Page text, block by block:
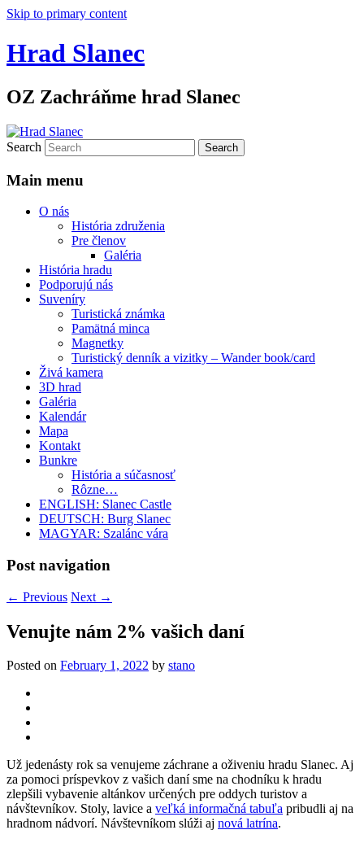
Skip to primary content
Hrad Slanec
OZ Zachráňme hrad Slanec
Search
Main menu
O nás
História združenia
Pre členov
Galéria
História hradu
Podporujú nás
Suveníry
Turistická známka
Pamätná minca
Magnetky
Turistický denník a vizitky – Wander book/card
Živá kamera
3D hrad
Galéria
Kalendár
Mapa
Kontakt
Bunkre
História a súčasnosť
Rôzne…
ENGLISH: Slanec Castle
DEUTSCH: Burg Slanec
MAGYAR: Szalánc vára
Post navigation
← Previous Next →
Venujte nám 2% vašich daní
Posted on February 1, 2022 by stano
Už jedenásty rok sa venujeme záchrane a oživeniu hradu Slanec. Aj
za pomoci príspevkov z vašich daní sme na chodníku k hradu
zlepšili vybavenie altánkov určených pre oddych turistov a
návštevníkov. Stoly, lavice a veľká informačná tabuľa pribudli aj na
hradnom nádvorí. Návštevníkom slúži aj nová latrína.